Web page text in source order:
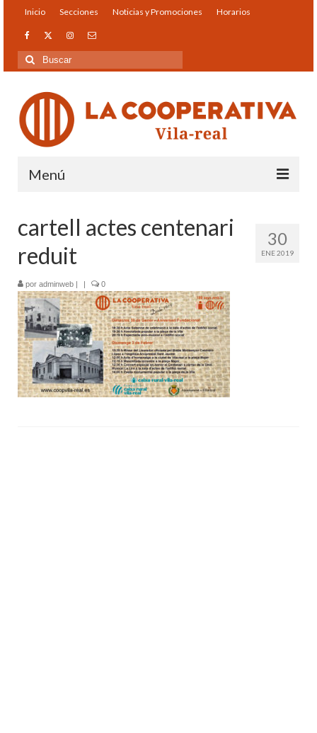
Inicio Secciones Noticias y Promociones Horarios
Buscar
por:
Menú
Distribución Cepsa Gas
«Tenda Taula» / Supermercado
Fertilizantes – Fitosanitarios – Plantones y
semilleros
Servicios Agrícolas
30
ENE 2019
cartell actes centenari
reduit
por adminweb | | 0